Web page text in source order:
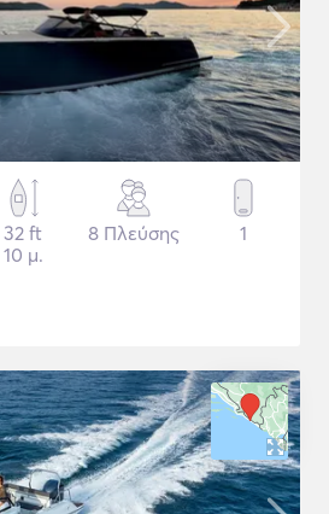
32 ft
10 μ.
8 Πλεύσης 1